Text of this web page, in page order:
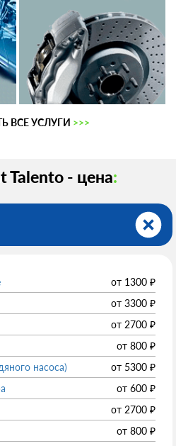
ВСЕ УСЛУГИ >>>
Talento - цена:
от 1300 ₽
от 3300 ₽
от 2700 ₽
от 800 ₽
насоса)
от 5300 ₽
от 600 ₽
от 2700 ₽
от 800 ₽